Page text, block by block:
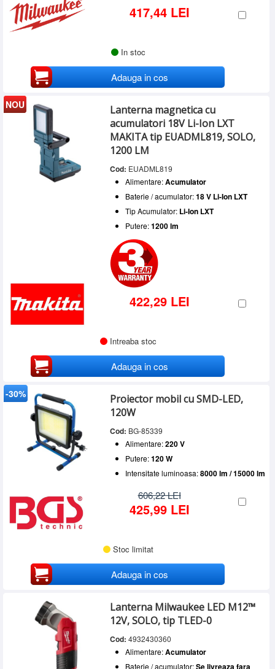
417,44 LEI
In stoc
Adauga in cos
NOU
Lanterna magnetica cu
acumulatori 18V Li-Ion LXT
MAKITA tip EUADML819, SOLO,
1200 LM
Cod: EUADML819
Alimentare:Acumulator
Baterie / acumulator:18 V Li-Ion LXT
Tip Acumulator: Li-Ion LXT
Putere:1200 lm
422,29 LEI
Intreaba stoc
Adauga in cos
-30%
Proiector mobil cu SMD-LED,
120W
Cod: BG-85339
Alimentare:220 V
Putere:120 W
Intensitate luminoasa:8000 lm / 15000 lm
606,22 LEI
425,99 LEI
Stoc limitat
Adauga in cos
Lanterna Milwaukee LED M12™
12V, SOLO, tip TLED-0
Cod: 4932430360
Alimentare:Acumulator
Baterie / acumulator:Se livreaza fara